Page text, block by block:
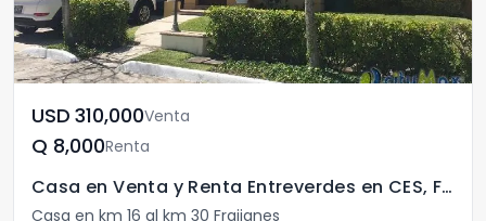
USD	310,000Venta
Q	8,000Renta
Casa en Venta y Renta Entreverdes en CES, Fraijanes
Casa en km 16 al km 30 Fraijanes